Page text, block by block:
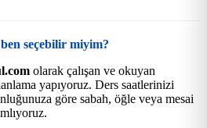
seçebilir miyim?
olarak çalışan ve okuyan
yapıyoruz. Ders saatlerinizi
göre sabah, öğle veya mesai